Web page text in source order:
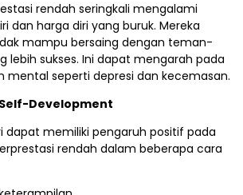
rendah seringkali mengalami
dan harga diri yang buruk. Mereka
mampu bersaing dengan teman-
lebih sukses. Ini dapat mengarah pada
mental seperti depresi dan kecemasan.
Development
dapat memiliki pengaruh positif pada
rendah dalam beberapa cara